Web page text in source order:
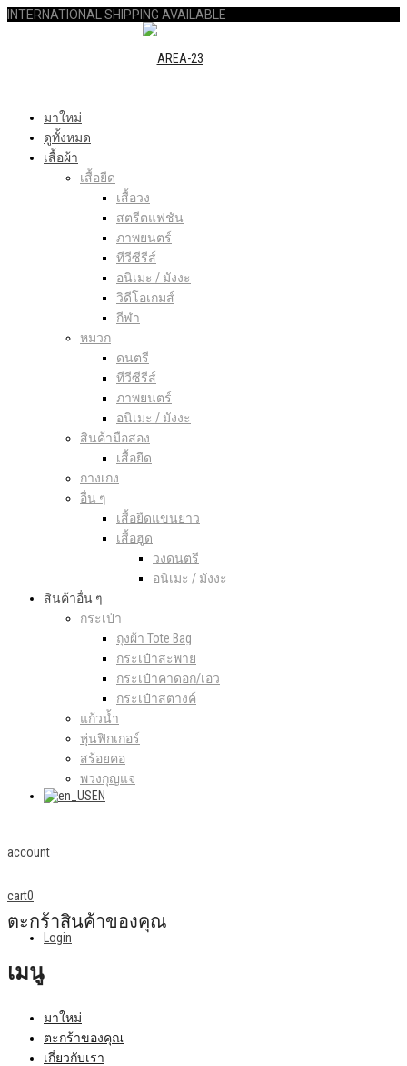
INTERNATIONAL SHIPPING AVAILABLE
มาใหม่
ดูทั้งหมด
เสื้อผ้า
เสื้อยืด
เสื้อวง
สตรีตแฟชัน
ภาพยนตร์
ทีวีซีรีส์
อนิเมะ / มังงะ
วิดีโอเกมส์
กีฬา
หมวก
ดนตรี
ทีวีซีรีส์
ภาพยนตร์
อนิเมะ / มังงะ
สินค้ามือสอง
เสื้อยืด
กางเกง
อื่น ๆ
เสื้อยืดแขนยาว
เสื้อฮูด
วงดนตรี
อนิเมะ / มังงะ
สินค้าอื่น ๆ
กระเป๋า
ถุงผ้า Tote Bag
กระเป๋าสะพาย
กระเป๋าคาดอก/เอว
กระเป๋าสตางค์
แก้วน้ำ
หุ่นฟิกเกอร์
สร้อยคอ
พวงกุญแจ
EN
account
Login
cart0
ตะกร้าสินค้าของคุณ
เมนู
มาใหม่
ตะกร้าของคุณ
เกี่ยวกับเรา